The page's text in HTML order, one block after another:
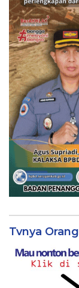
Tvnya